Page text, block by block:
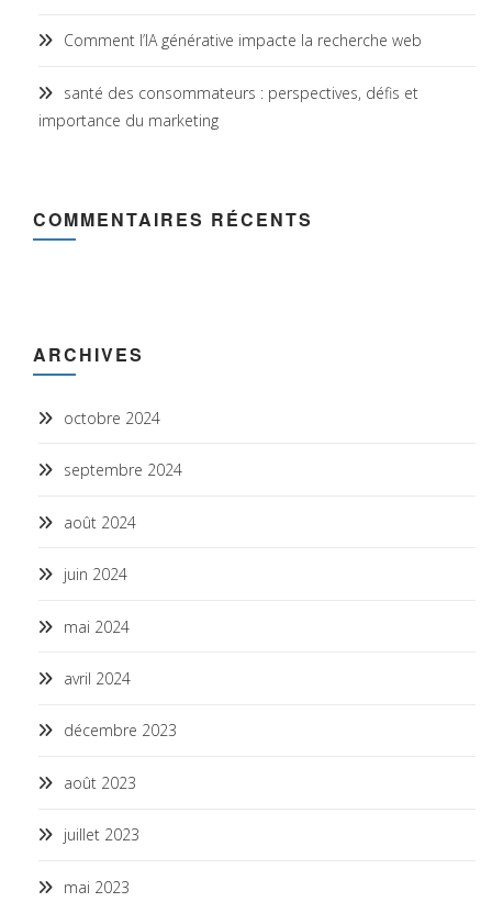
Comment l’IA générative impacte la recherche web
santé des consommateurs : perspectives, défis et
importance du marketing
COMMENTAIRES RÉCENTS
ARCHIVES
octobre 2024
septembre 2024
août 2024
juin 2024
mai 2024
avril 2024
décembre 2023
août 2023
juillet 2023
mai 2023